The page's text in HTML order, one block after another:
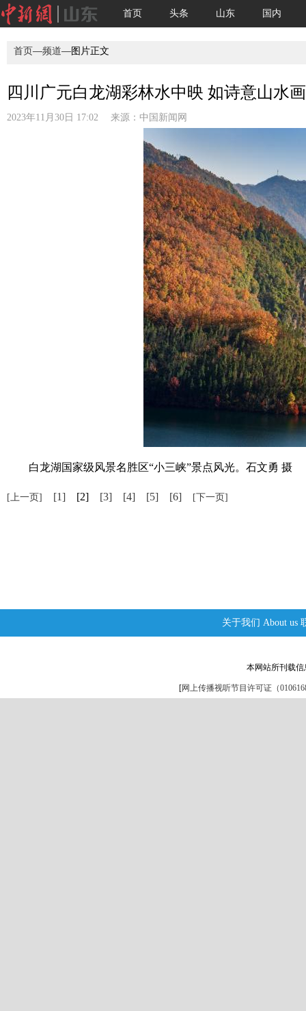
首页 头条 山东 国内
首页—频道—图片正文
四川广元白龙湖彩林水中映 如诗意山水
2023年11月30日 17:02 来源： 中国新闻网
白龙湖国家级风景名胜区“小三峡”景点风光。石文勇 摄
[上一页] [1] [2] [3] [4] [5] [6] [下一页]
关于我们 About us
本网站所刊载
[网上传播视听节目许可证（